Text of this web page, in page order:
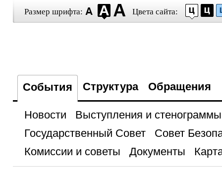
Размер шрифта: Цвета сайта:
События Структура Обращения
Новости
Выступления и стенограммы
Государственный Совет
Совет
Комиссии и советы
Документы